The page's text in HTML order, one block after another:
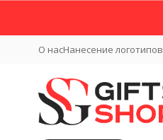
О насНанесение логотипов